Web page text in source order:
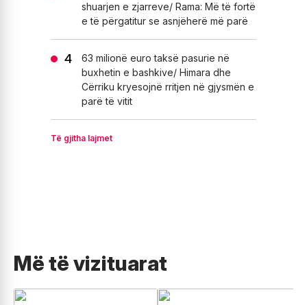
shuarjen e zjarreve/ Rama: Më të fortë
e të përgatitur se asnjëherë më parë
63 milionë euro taksë pasurie në
buxhetin e bashkive/ Himara dhe
Cërriku kryesojnë rritjen në gjysmën e
parë të vitit
Të gjitha lajmet
Më të vizituarat